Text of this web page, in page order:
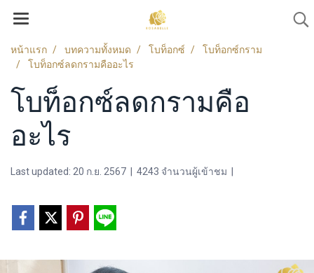
หน้าแรก บทความทั้งหมด โบท็อกซ์
โบท็อกซ์กราม
โบท็อกซ์ลดกรามคืออะไร
โบท็อกซ์ลดกรามคือ
อะไร
Last updated: 20 ก.ย. 2567 4243 จำนวนผู้เข้าชม